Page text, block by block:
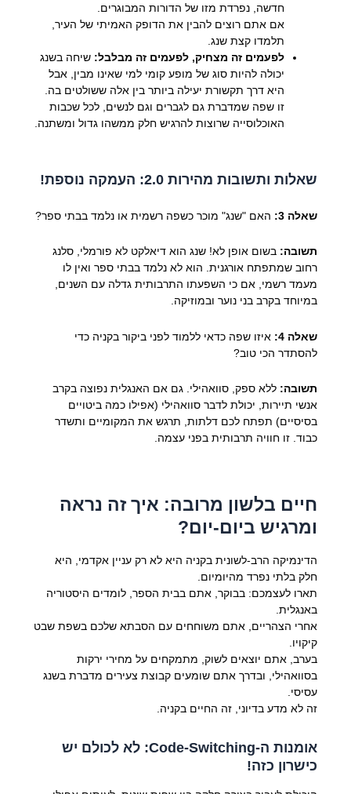
חדשה, נפרדת מזו של הדורות המבוגרים.
אם אתם רוצים להבין את הדופק האמיתי של העיר,
תלמדו קצת שנג.
לפעמים זה מצחיק, לפעמים זה מבלבל: שיחה בשנג
יכולה להיות סוג של מופע קומי למי שאינו מבין, אבל
היא דרך תקשורת יעילה ביותר בין אלה ששולטים בה.
זו שפה שמדברת גם לגברים וגם לנשים, לכל שכבות
האוכלוסייה שרוצות להרגיש חלק ממשהו גדול ומשתנה.
שאלות ותשובות מהירות 2.0: העמקה נוספת!
שאלה 3: האם "שנג" מוכר כשפה רשמית או נלמד בבתי ספר?
תשובה: בשום אופן לא! שנג הוא דיאלקט לא פורמלי, סלנג
רחוב שמתפתח אורגנית. הוא לא נלמד בבתי ספר ואין לו
מעמד רשמי, אם כי השפעתו התרבותית גדלה עם השנים,
במיוחד בקרב בני נוער ובמוזיקה.
שאלה 4:
איזו שפה כדאי ללמוד לפני ביקור בקניה כדי
להסתדר הכי טוב?
תשובה: ללא ספק, סוואהילי. גם אם האנגלית נפוצה בקרב
אנשי תיירות, יכולת לדבר סוואהילי (אפילו כמה ביטויים
בסיסיים) תפתח לכם דלתות, תרגש את המקומיים ותשדר
כבוד. זו חוויה תרבותית בפני עצמה.
חיים בלשון מרובה: איך זה נראה
ומרגיש ביום-יום?
הדינמיקה הרב-לשונית בקניה היא לא רק עניין אקדמי, היא
חלק בלתי נפרד מהיומיום.
תארו לעצמכם: בבוקר, אתם בבית הספר, לומדים היסטוריה
באנגלית.
אחרי הצהריים, אתם משוחחים עם הסבתא שלכם בשפת שבט
קיקויו.
בערב, אתם יוצאים לשוק, מתמקחים על מחירי ירקות
בסוואהילי, ובדרך אתם שומעים קבוצת צעירים מדברת בשנג
עסיסי.
זה לא מדע בדיוני, זה החיים בקניה.
אומנות ה-Code-Switching: לא לכולם יש
כישרון כזה!